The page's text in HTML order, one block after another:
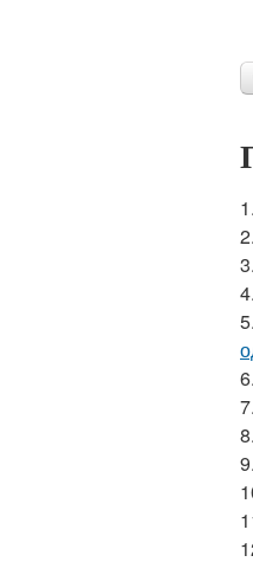
1.
2.
3.
4.
5.
6.
7.
8.
9.